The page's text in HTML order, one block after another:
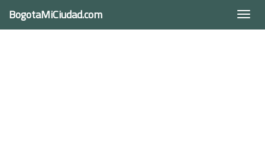
BogotaMiCiudad.com